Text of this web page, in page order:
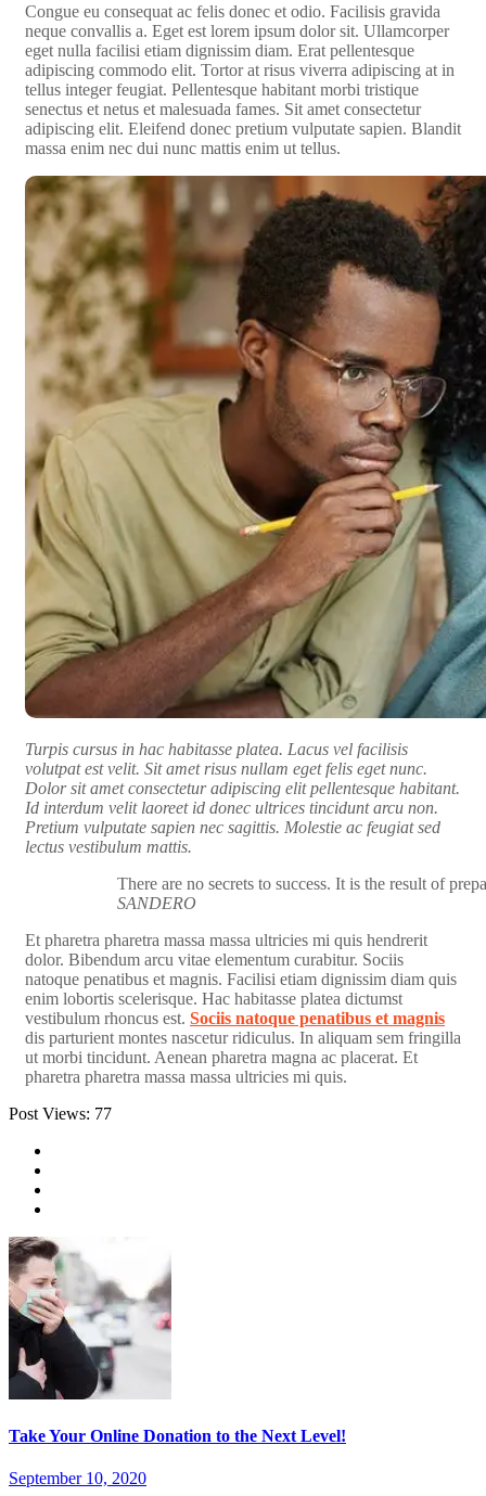
Congue eu consequat ac felis donec et odio. Facilisis gravida
neque convallis a. Eget est lorem ipsum dolor sit. Ullamcorper
eget nulla facilisi etiam dignissim diam. Erat pellentesque
adipiscing commodo elit. Tortor at risus viverra adipiscing at in
tellus integer feugiat. Pellentesque habitant morbi tristique
senectus et netus et malesuada fames. Sit amet consectetur
adipiscing elit. Eleifend donec pretium vulputate sapien. Blandit
massa enim nec dui nunc mattis enim ut tellus.
Turpis cursus in hac habitasse platea. Lacus vel facilisis
volutpat est velit. Sit amet risus nullam eget felis eget nunc.
Dolor sit amet consectetur adipiscing elit pellentesque habitant.
Id interdum velit laoreet id donec ultrices tincidunt arcu non.
Pretium vulputate sapien nec sagittis. Molestie ac feugiat sed
lectus vestibulum mattis.
There are no secrets to success. It is the result of
SANDERO
Et pharetra pharetra massa massa ultricies mi quis hendrerit
dolor. Bibendum arcu vitae elementum curabitur. Sociis
natoque penatibus et magnis. Facilisi etiam dignissim diam quis
enim lobortis scelerisque. Hac habitasse platea dictumst
vestibulum rhoncus est. Sociis natoque penatibus et magnis
dis parturient montes nascetur ridiculus. In aliquam sem fringilla
ut morbi tincidunt. Aenean pharetra magna ac placerat. Et
pharetra pharetra massa massa ultricies mi quis.
Post Views: 77
Take Your Online Donation to the Next Level!
September 10, 2020